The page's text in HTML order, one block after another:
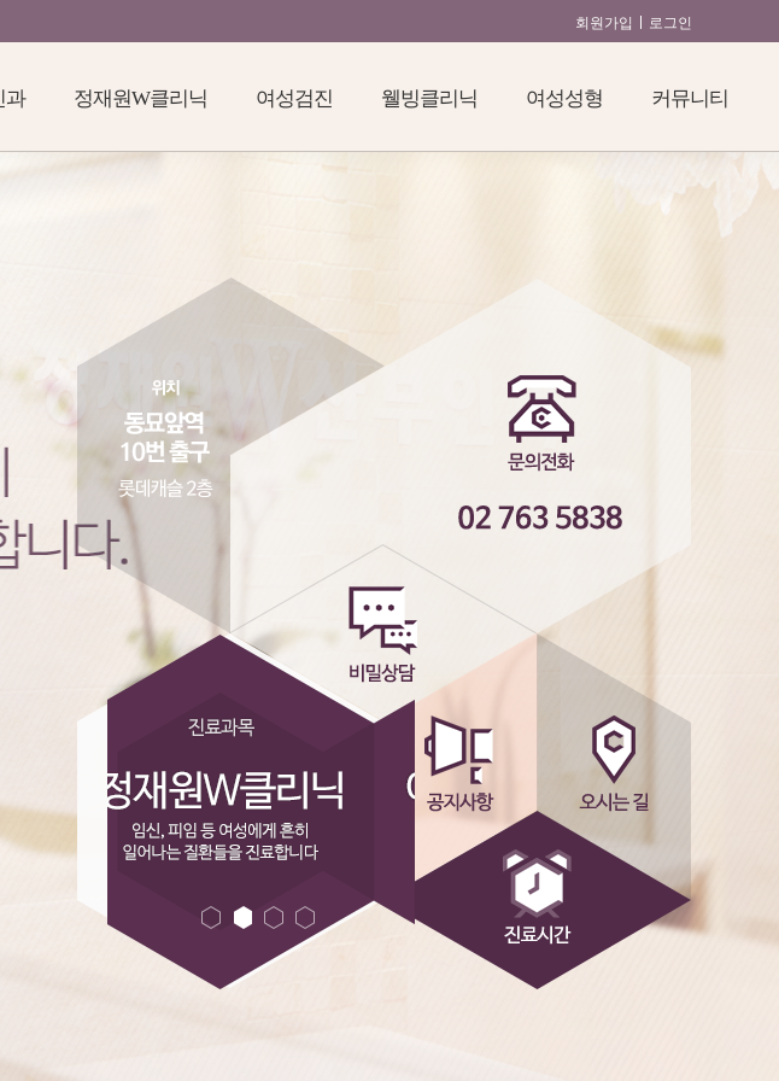
회원가입 로그인
과 정재원W클리닉 여성검진 웰빙클리닉 여성성형 커뮤니티